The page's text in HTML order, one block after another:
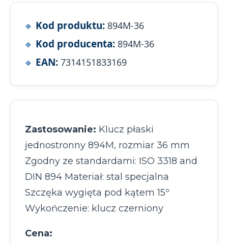
Kod produktu: 894M-36
Kod producenta: 894M-36
EAN: 7314151833169
Zastosowanie: Klucz płaski
jednostronny 894M, rozmiar 36 mm
Zgodny ze standardami: ISO 3318 and
DIN 894 Materiał: stal specjalna
Szczęka wygięta pod kątem 15º
Wykończenie: klucz czerniony
Cena: